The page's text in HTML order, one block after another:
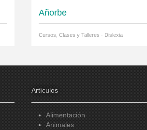
Añorbe
Cursos, Clases y Talleres · Dislexia
Artículos
Alimentación
Animales